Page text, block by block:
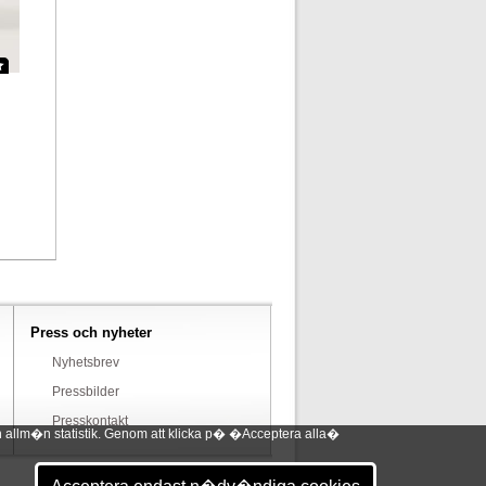
statistik. Genom att klicka p� �Acceptera alla�
Press och nyheter
Nyhetsbrev
Pressbilder
Presskontakt